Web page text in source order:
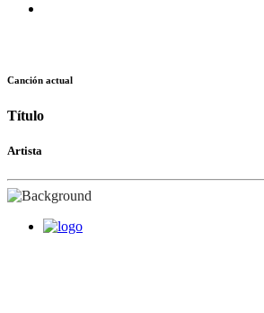
Canción actual
Título
Artista